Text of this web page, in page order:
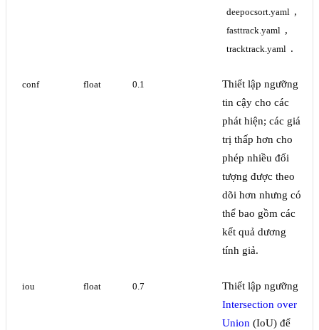
deepocsort.yaml ,
fasttrack.yaml ,
tracktrack.yaml .
conf float 0.1
Thiết lập ngưỡng
tin cậy cho các
phát hiện; các giá
trị thấp hơn cho
phép nhiều đối
tượng được theo
dõi hơn nhưng có
thể bao gồm các
kết quả dương
tính giả.
iou float 0.7
Thiết lập ngưỡng
Intersection over
Union (IoU) để